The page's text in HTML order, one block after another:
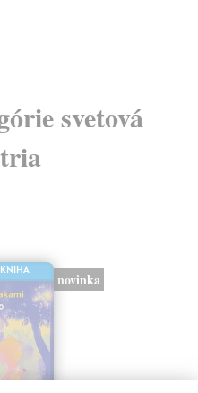
svetová
novinka